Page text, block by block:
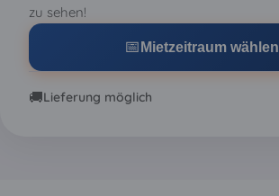
zu sehen!
📅 Mietzeitraum wählen
🚚Lieferung möglich